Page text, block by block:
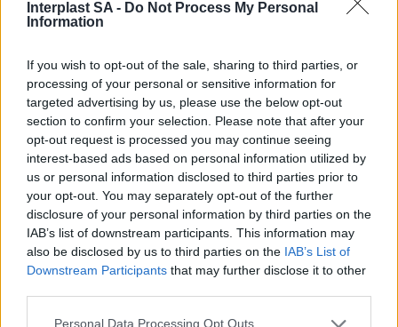
Interplast SA - Do Not Process My Personal
Information
If you wish to opt-out of the sale, sharing to third parties, or
processing of your personal or sensitive information for
targeted advertising by us, please use the below opt-out
section to confirm your selection. Please note that after your
opt-out request is processed you may continue seeing
interest-based ads based on personal information utilized by
us or personal information disclosed to third parties prior to
your opt-out. You may separately opt-out of the further
disclosure of your personal information by third parties on the
IAB’s list of downstream participants. This information may
also be disclosed by us to third parties on the IAB’s List of
Downstream Participants that may further disclose it to other
Personal Data Processing Opt Outs
Θέλετε να είστε ενήμεροι για κάθε
νέα εξέλιξη στα προϊόντα μας;
Αποκτήστε πρόσβαση σε τεχνικά